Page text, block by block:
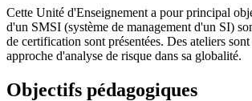
Cette Unité d'Enseignement a pour principal
d'un SMSI (système de management d'un SI)
de certification sont présentées. Des ateliers
approche d'analyse de risque dans sa globalité.
Objectifs pédagogiques